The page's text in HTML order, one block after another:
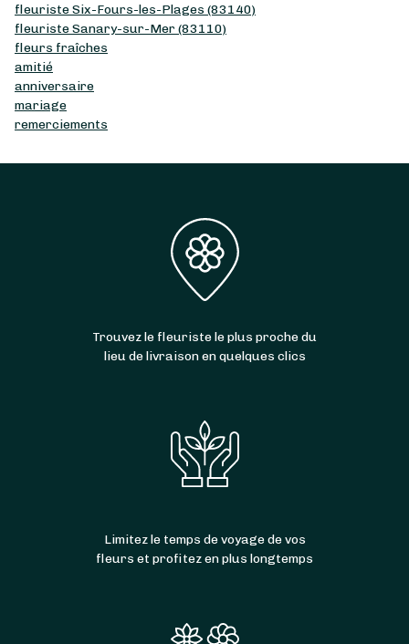
fleuriste Six-Fours-les-Plages (83140)
fleuriste Sanary-sur-Mer (83110)
fleurs fraîches
amitié
anniversaire
mariage
remerciements
Trouvez le fleuriste le plus proche du
lieu de livraison en quelques clics
Limitez le temps de voyage de vos
fleurs et profitez en plus longtemps